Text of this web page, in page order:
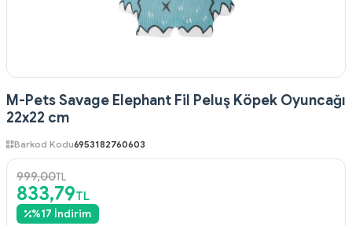
M-Pets Savage Elephant Fil Peluş Köpek Oyuncağı
22x22 cm
Barkod Kodu6953182760603
999,00TL
833,79TL
%17 İndirim